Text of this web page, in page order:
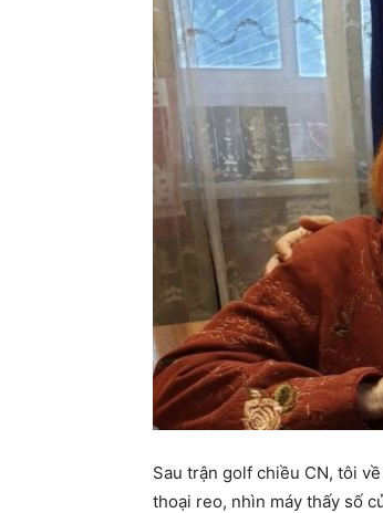
Sau trận golf chiều CN, tôi
thoại reo, nhìn máy thấy số